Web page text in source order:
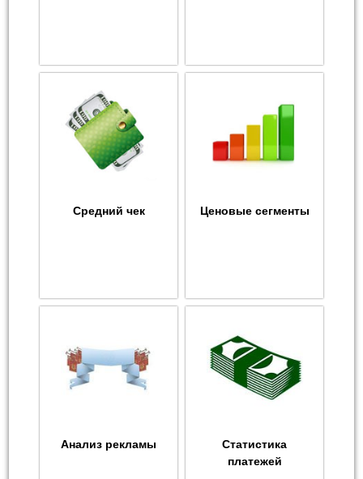
Средний чек Ценовые сегменты
Анализ рекламы
Статистика
платежей